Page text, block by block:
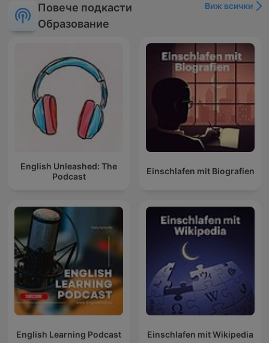
Повече подкасти
Образование
Виж всички
English Unleashed: The
Podcast
Einschlafen mit Biografien
English Learning Podcast Einschlafen mit Wikipedia